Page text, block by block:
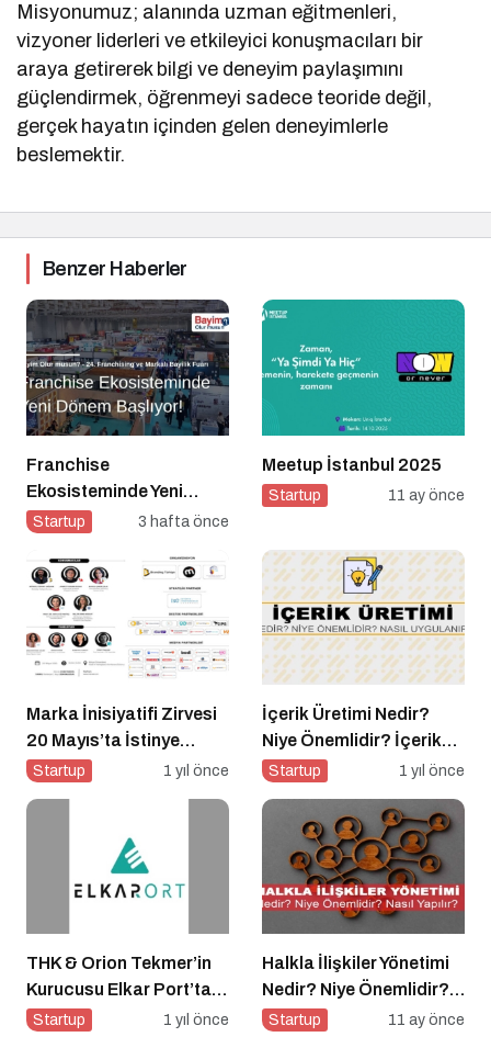
Misyonumuz; alanında uzman eğitmenleri,
vizyoner liderleri ve etkileyici konuşmacıları bir
araya getirerek bilgi ve deneyim paylaşımını
güçlendirmek, öğrenmeyi sadece teoride değil,
gerçek hayatın içinden gelen deneyimlerle
beslemektir.
Benzer Haberler
Franchise
Ekosisteminde Yeni
Dönem Başlıyor: Bayim
İçin Geri Sayım!
Startup 3 hafta önce
Meetup İstanbul 2025
Startup 11 ay önce
Marka İnisiyatifi Zirvesi
20 Mayıs’ta İstinye
Üniversitesi’nde!
Startup 1 yıl önce
İçerik Üretimi Nedir?
Niye Önemlidir? İçerik
Üretimi Nasıl Yapılır?
Startup 1 yıl önce
THK & Orion Tekmer’in
Kurucusu Elkar Port’tan
Savunma Sanayii
Startup 1 yıl önce
Halkla İlişkiler Yönetimi
Nedir? Niye Önemlidir?
Halkla İlişkiler Yönetimi
Startup 11 ay önce